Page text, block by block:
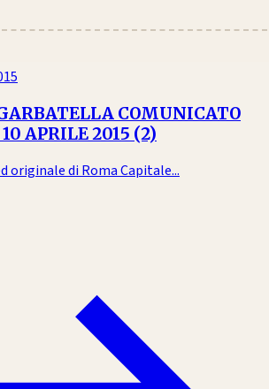
COMUNICATO
APRILE 2015 (2)
originale di Roma Capitale...